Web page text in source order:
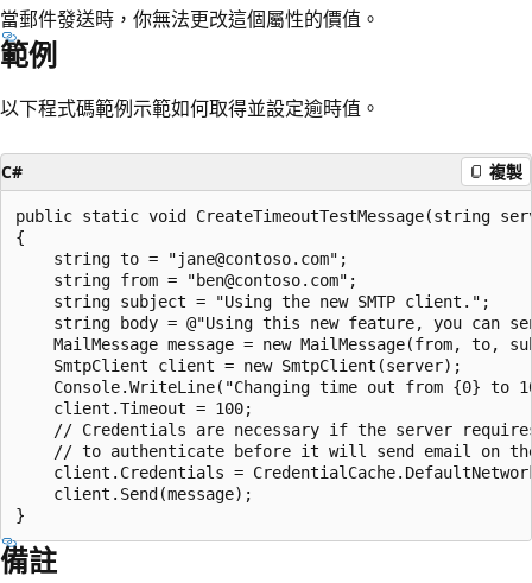
當郵件發送時，你無法更改這個屬性的價值。
範例
以下程式碼範例示範如何取得並設定逾時值。
C# 複製
public static void CreateTimeoutTestMessage(string
{
    string to = "jane@contoso.com";
    string from = "ben@contoso.com";
    string subject = "Using the new SMTP client.";
string body = @"Using this new feature, you can
MailMessage message = new MailMessage(from, to,
    SmtpClient client = new SmtpClient(server);
Console.WriteLine("Changing time out from {0} to
    client.Timeout = 100;
// Credentials are necessary if the server
// to authenticate before it will send email on
client.Credentials =
    client.Send(message);
備註